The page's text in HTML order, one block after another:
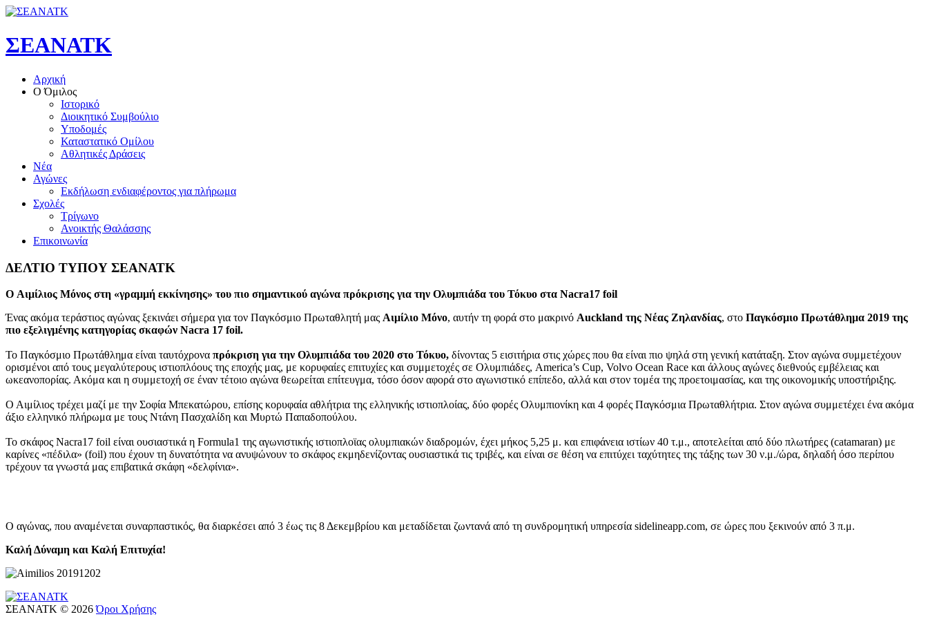
ΣΕΑΝΑΤΚ
Αρχική
Ο Όμιλος
Ιστορικό
Διοικητικό Συμβούλιο
Υποδομές
Καταστατικό Ομίλου
Αθλητικές Δράσεις
Νέα
Αγώνες
Εκδήλωση ενδιαφέροντος για πλήρωμα
Σχολές
Τρίγωνο
Ανοικτής Θαλάσσης
Επικοινωνία
ΔΕΛΤΙΟ ΤΥΠΟΥ ΣΕΑΝΑΤΚ
O Αιμίλιος Μόνος στη «γραμμή εκκίνησης» του πιο σημαντικού αγώνα πρόκρισης για την Ολυμπιάδα του Τόκυο στα Nacra17 foil
Ένας ακόμα τεράστιος αγώνας ξεκινάει σήμερα για τον Παγκόσμιο Πρωταθλητή μας Αιμίλιο Μόνο, αυτήν τη φορά στο μακρινό Auckland της Νέας Ζηλανδίας, στο Παγκόσμιο Πρωτάθλημα 2019 της
πιο εξελιγμένης κατηγορίας σκαφών Nacra 17 foil.
Το Παγκόσμιο Πρωτάθλημα είναι ταυτόχρονα πρόκριση για την Ολυμπιάδα του 2020 στο Τόκυο, δίνοντας 5 εισιτήρια στις χώρες που θα είναι πιο ψηλά στη γενική κατάταξη. Στον αγώνα συμμετέχουν
ορισμένοι από τους μεγαλύτερους ιστιοπλόους της εποχής μας, με κορυφαίες επιτυχίες και συμμετοχές σε Ολυμπιάδες, America’s Cup, Volvo Ocean Race και άλλους αγώνες διεθνούς εμβέλειας και
ωκεανοπορίας. Ακόμα και η συμμετοχή σε έναν τέτοιο αγώνα θεωρείται επίτευγμα, τόσο όσον αφορά στο αγωνιστικό επίπεδο, αλλά και στον τομέα της προετοιμασίας, και της οικονομικής υποστήριξης.
Ο Αιμίλιος τρέχει μαζί με την Σοφία Μπεκατώρου, επίσης κορυφαία αθλήτρια της ελληνικής ιστιοπλοίας, δύο φορές Ολυμπιονίκη και 4 φορές Παγκόσμια Πρωταθλήτρια. Στον αγώνα συμμετέχει ένα ακόμα
άξιο ελληνικό πλήρωμα με τους Ντάνη Πασχαλίδη και Μυρτώ Παπαδοπούλου.
Το σκάφος Nacra17 foil είναι ουσιαστικά η Formula1 της αγωνιστικής ιστιοπλοϊας ολυμπιακών διαδρομών, έχει μήκος 5,25 μ. και επιφάνεια ιστίων 40 τ.μ., αποτελείται από δύο πλωτήρες (catamaran) με
καρίνες «πέδιλα» (foil) που έχουν τη δυνατότητα να ανυψώνουν το σκάφος εκμηδενίζοντας ουσιαστικά τις τριβές, και είναι σε θέση να επιτύχει ταχύτητες της τάξης των 30 ν.μ./ώρα, δηλαδή όσο περίπου
τρέχουν τα γνωστά μας επιβατικά σκάφη «δελφίνια».
Ο αγώνας, που αναμένεται συναρπαστικός, θα διαρκέσει από 3 έως τις 8 Δεκεμβρίου και μεταδίδεται ζωντανά από τη συνδρομητική υπηρεσία sidelineapp.com, σε ώρες που ξεκινούν από 3 π.μ.
Καλή Δύναμη και Καλή Επιτυχία!
ΣΕΑΝΑΤΚ © 2026 Όροι Χρήσης